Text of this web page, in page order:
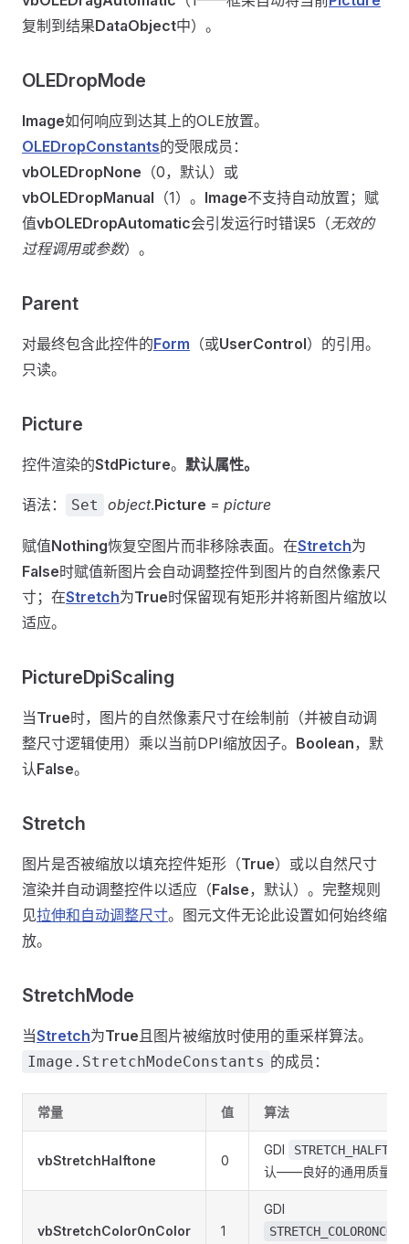
复制到结果DataObject中）。
OLEDropMode
Image如何响应到达其上的OLE放置。
OLEDropConstants的受限成员：
vbOLEDropNone （0，默认）或
vbOLEDropManual （1）。 Image不支持自动放置；赋
值vbOLEDropAutomatic会引发运行时错误5（无效的
过程调用或参数）。
Parent
对最终包含此控件的Form （或UserControl）的引用。
只读。
Picture
控件渲染的StdPicture。 默认属性。
语法： Set object.Picture = picture
赋值Nothing恢复空图片而非移除表面。在Stretch为
False时赋值新图片会自动调整控件到图片的自然像素尺
寸；在Stretch为True时保留现有矩形并将新图片缩放以
适应。
PictureDpiScaling
当True时，图片的自然像素尺寸在绘制前（并被自动调
整尺寸逻辑使用）乘以当前DPI缩放因子。 Boolean，默
认False。
Stretch
图片是否被缩放以填充控件矩形（True）或以自然尺寸
渲染并自动调整控件以适应（False，默认）。完整规则
见拉伸和自动调整尺寸。图元文件无论此设置如何始终缩
放。
StretchMode
当Stretch为True且图片被缩放时使用的重采样算法。
Image.StretchModeConstants 的成员：
常量 值 算法
vbStretchHalftone 0
GDI
认——良好的通用质量）
vbStretchColorOnColor 1
GDI